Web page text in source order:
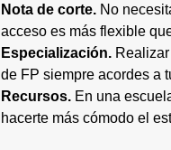
Nota de corte. No
acceso es más flexible
Especialización.
de FP siempre acordes a
Recursos. En una
hacerte más cómodo el